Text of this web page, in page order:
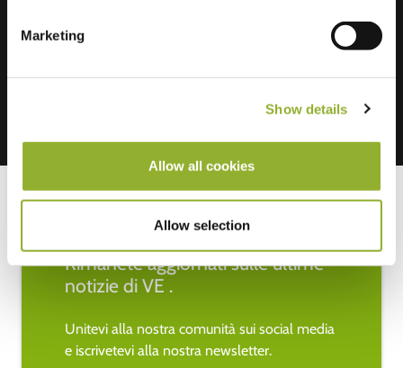
Marketing
Show details
Allow all cookies
Allow selection
Rimanete aggiornati sulle ultime
notizie di VE .
Unitevi alla nostra comunità sui social media
e iscrivetevi alla nostra newsletter.